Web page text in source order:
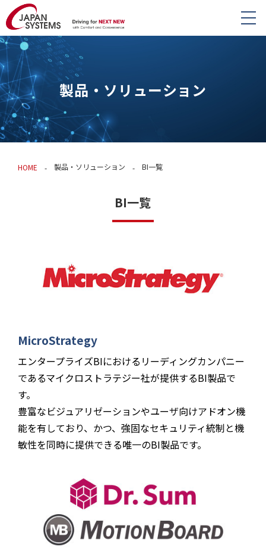
製品・ソリューション
HOME 製品・ソリューション BI一覧
BI一覧
MicroStrategy
エンタープライズBIにおけるリーディングカンパニー
であるマイクロストラテジー社が提供するBI製品で
す。
豊富なビジュアリゼーションやユーザ向けアドオン機
能を有しており、かつ、強固なセキュリティ統制と機
敏性を同時に提供できる唯一のBI製品です。